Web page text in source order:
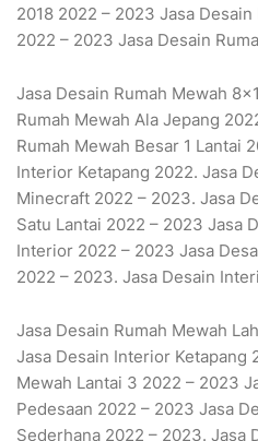
2018 2022 – 2023 Jasa
2022 – 2023 Jasa Desain
Jasa Desain Rumah Mewah
Rumah Mewah Ala Jepang
Rumah Mewah Besar 1 Lantai
Interior Ketapang 2022. Jasa
Minecraft 2022 – 2023. Jasa
Satu Lantai 2022 – 2023 Jasa
Interior 2022 – 2023 Jasa
2022 – 2023. Jasa Desain
Jasa Desain Rumah Mewah
Jasa Desain Interior Ketapang
Mewah Lantai 3 2022 – 2023
Pedesaan 2022 – 2023 Jasa
Sederhana 2022 – 2023. Jasa